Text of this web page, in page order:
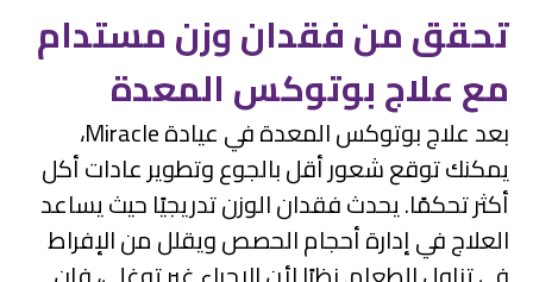
تحقق من فقدان وزن مستدام
مع علاج بوتوكس المعدة
بعد علاج بوتوكس المعدة في عيادة Miracle،
يمكنك توقع شعور أقل بالجوع وتطوير عادات أكل
أكثر تحكمًا. يحدث فقدان الوزن تدريجيًا حيث يساعد
العلاج في إدارة أحجام الحصص ويقلل من الإفراط